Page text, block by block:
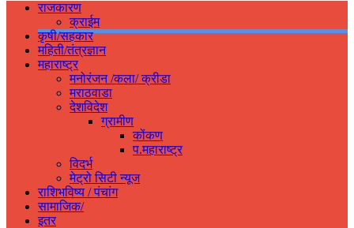
राजकारण
क्राईम
कृषी/सहकार
महिती/तंत्रज्ञान
महाराष्ट्र
मनोरंजन /कला/ क्रीडा
मराठवाडा
देशविदेश
ग्रामीण
कोंकण
प.महाराष्ट्र
विदर्भ
मेट्रो सिटी न्यूज
राशिभविष्य / पंचांग
सामाजिक/
इतर